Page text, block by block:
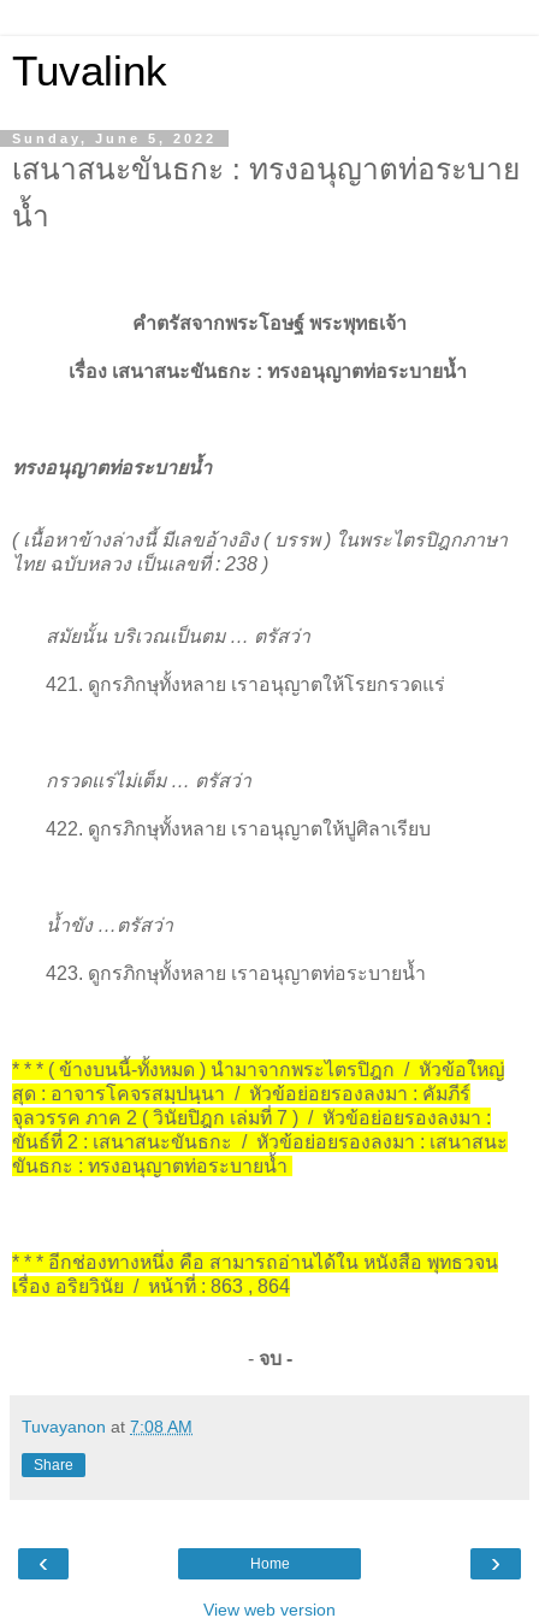
Tuvalink
Sunday, June 5, 2022
เสนาสนะขันธกะ : ทรงอนุญาตท่อระบาย
น้ำ
คำตรัสจากพระโอษฐ์ พระพุทธเจ้า
เรื่อง เสนาสนะขันธกะ : ทรงอนุญาตท่อระบายน้ำ
ทรงอนุญาตท่อระบายน้ำ
( เนื้อหาข้างล่างนี้ มีเลขอ้างอิง ( บรรพ ) ในพระไตรปิฎกภาษา
ไทย ฉบับหลวง เป็นเลขที่ : 238 )
สมัยนั้น บริเวณเป็นตม … ตรัสว่า
421. ดูกรภิกษุทั้งหลาย เราอนุญาตให้โรยกรวดแร่
กรวดแร่ไม่เต็ม … ตรัสว่า
422. ดูกรภิกษุทั้งหลาย เราอนุญาตให้ปูศิลาเรียบ
น้ำขัง …ตรัสว่า
423. ดูกรภิกษุทั้งหลาย เราอนุญาตท่อระบายน้ำ
* * * ( ข้างบนนี้-ทั้งหมด ) นำมาจากพระไตรปิฎก / หัวข้อใหญ่
สุด : อาจารโคจรสมฺปนฺนา / หัวข้อย่อยรองลงมา : คัมภีร์
จุลวรรค ภาค 2 ( วินัยปิฎก เล่มที่ 7 ) / หัวข้อย่อยรองลงมา :
ขันธ์ที่ 2 : เสนาสนะขันธกะ / หัวข้อย่อยรองลงมา : เสนาสนะ
ขันธกะ : ทรงอนุญาตท่อระบายน้ำ
* * * อีกช่องทางหนึ่ง คือ สามารถอ่านได้ใน หนังสือ พุทธวจน
เรื่อง อริยวินัย / หน้าที่ : 863 , 864
-จบ -
Tuvayanon at 7:08 AM
Share
‹ ›
Home
View web version